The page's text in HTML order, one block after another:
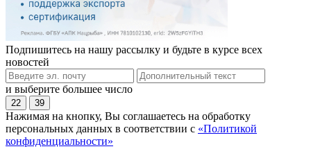
Подпишитесь на нашу рассылку и будьте в курсе всех
новостей
и выберите большее число
22 39
Нажимая на кнопку, Вы соглашаетесь на обработку
персональных данных в соответствии с «Политикой
конфиденциальности»